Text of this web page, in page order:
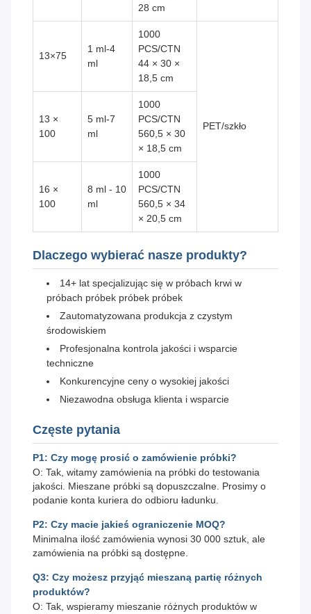
28 cm
13×75
1 ml-4
ml
1000
PCS/CTN
44 × 30 ×
18,5 cm
PET/szkło
13 ×
100
5 ml-7
ml
1000
PCS/CTN
560,5 × 30
× 18,5 cm
16 ×
100
8 ml - 10
ml
1000
PCS/CTN
560,5 × 34
× 20,5 cm
Dlaczego wybierać nasze produkty?
14+ lat specjalizując się w próbach krwi w
próbach próbek próbek próbek
Zautomatyzowana produkcja z czystym
środowiskiem
Profesjonalna kontrola jakości i wsparcie
techniczne
Konkurencyjne ceny o wysokiej jakości
Niezawodna obsługa klienta i wsparcie
Częste pytania
P1: Czy mogę prosić o zamówienie próbki?
O: Tak, witamy zamówienia na próbki do testowania
jakości. Mieszane próbki są dopuszczalne. Prosimy o
podanie konta kuriera do odbioru ładunku.
P2: Czy macie jakieś ograniczenie MOQ?
Minimalna ilość zamówienia wynosi 30 000 sztuk, ale
zamówienia na próbki są dostępne.
Q3: Czy możesz przyjąć mieszaną partię różnych
produktów?
O: Tak, wspieramy mieszanie różnych produktów w